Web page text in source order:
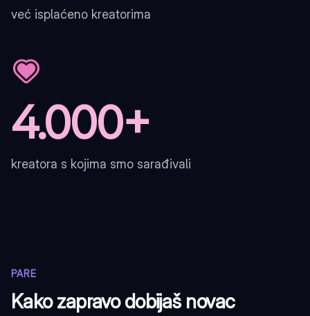
već isplaćeno kreatorima
4.000+
kreatora s kojima smo sarađivali
PARE
Kako zapravo dobijaš novac